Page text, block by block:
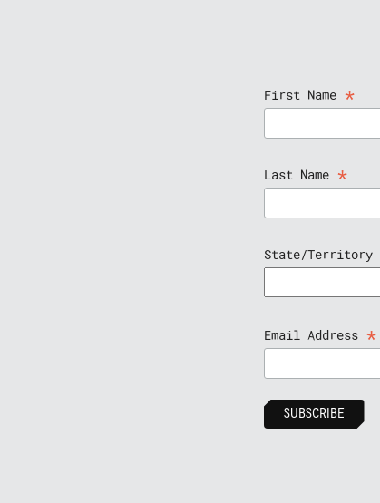
First Name *
Last Name *
State/Territory
Email Address *